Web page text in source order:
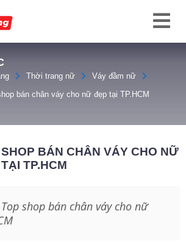
Thời trang nữ
Váy đầm nữ
bán chân váy cho nữ đẹp tại TP.HCM
BÁN CHÂN VÁY CHO NỮ
TP.HCM
shop bán chân váy cho nữ